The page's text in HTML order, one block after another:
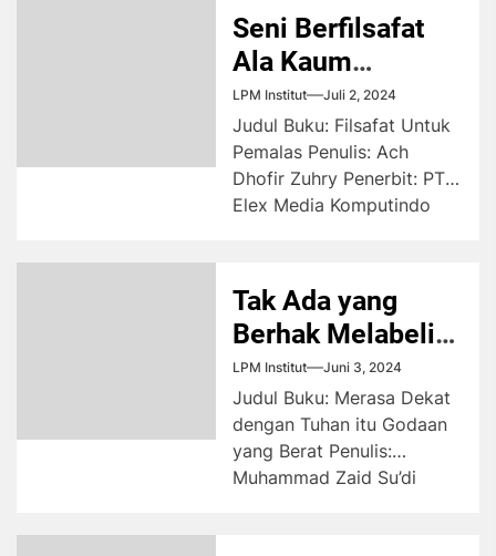
Masa...
Seni Berfilsafat
Ala Kaum
Rebahan
LPM Institut Juli 2, 2024
Judul Buku: Filsafat Untuk
Pemalas Penulis: Ach
Dhofir Zuhry Penerbit: PT
Elex Media Komputindo
Tak Ada yang
Berhak Melabeli
Kebenaran
LPM Institut Juni 3, 2024
Judul Buku: Merasa Dekat
dengan Tuhan itu Godaan
yang Berat Penulis:
Muhammad Zaid Su’di